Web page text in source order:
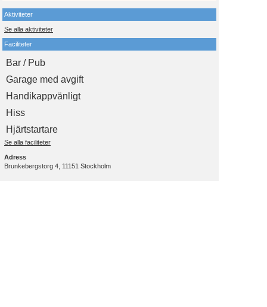
Aktiviteter
Se alla aktiviteter
Faciliteter
Bar / Pub
Garage med avgift
Handikappvänligt
Hiss
Hjärtstartare
Se alla faciliteter
Adress
Brunkebergstorg 4, 11151 Stockholm